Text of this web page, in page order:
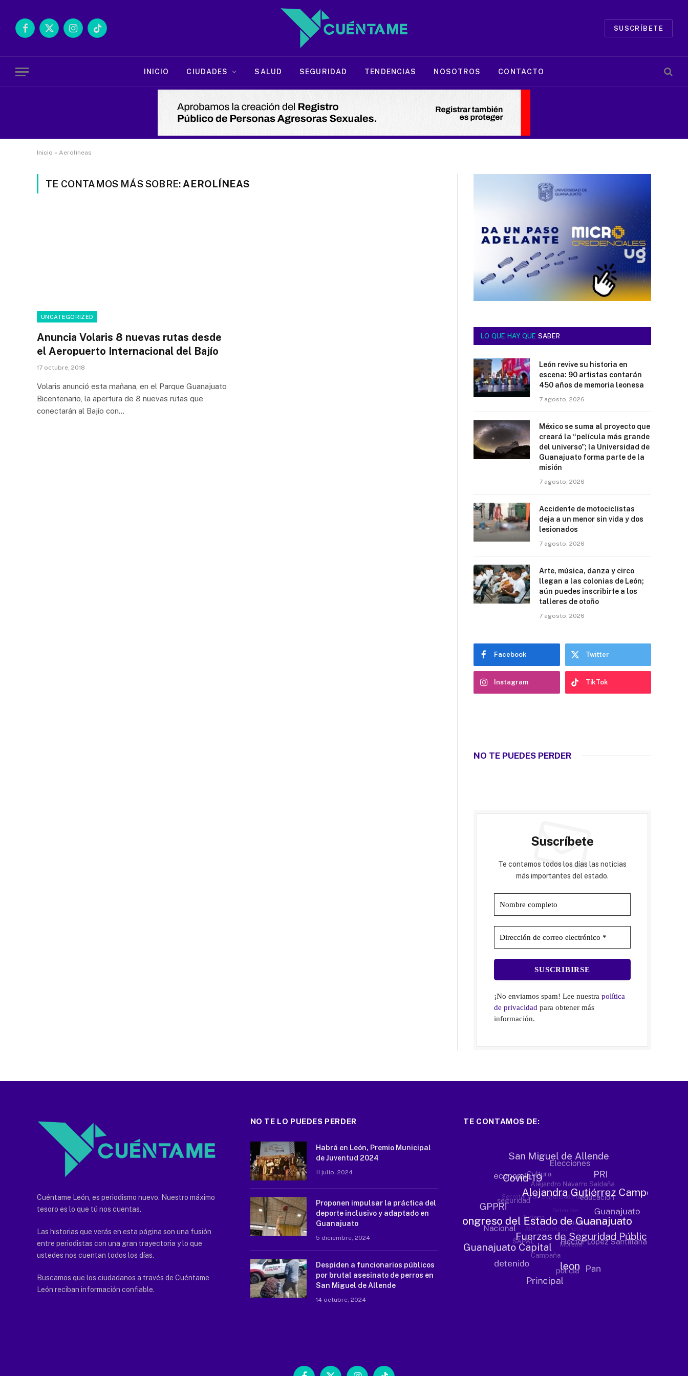
Facebook
X
InstagramTikTok
SUSCRÍBETE
INICIO CIUDADES SALUD SEGURIDAD TENDENCIAS NOSOTROS CONTACTO
Inicio » Aerolíneas
TE CONTAMOS MÁS SOBRE: AEROLÍNEAS
UNCATEGORIZED
Anuncia Volaris 8 nuevas rutas desde
el Aeropuerto Internacional del Bajío
17 octubre, 2018
Volaris anunció esta mañana, en el Parque Guanajuato
Bicentenario, la apertura de 8 nuevas rutas que
conectarán al Bajío con…
LO QUE HAY QUE SABER
León revive su historia en
escena: 90 artistas contarán
450 años de memoria leonesa
7 agosto, 2026
México se suma al proyecto que
creará la “película más grande
del universo”; la Universidad de
Guanajuato forma parte de la
misión
7 agosto, 2026
Accidente de motociclistas
deja a un menor sin vida y dos
lesionados
7 agosto, 2026
Arte, música, danza y circo
llegan a las colonias de León;
aún puedes inscribirte a los
talleres de otoño
7 agosto, 2026
Facebook Twitter
Instagram TikTok
NO TE PUEDES PERDER
Suscríbete
Te contamos todos los días las noticias
más importantes del estado.
¡No enviamos spam! Lee nuestrapolítica
de privacidad para obtener más
información.
Cuéntame León, es periodismo nuevo. Nuestro máximo
tesoro es lo que tú nos cuentas.
Las historias que verás en esta página son una fusión
entre periodistas con una gran trayectoria y lo que
ustedes nos cuentan todos los días.
Buscamos que los ciudadanos a través de Cuéntame
León reciban información confiable.
NO TE LO PUEDES PERDER
Habrá en León, Premio Municipal
de Juventud 2024
11 julio, 2024
Proponen impulsar la práctica del
deporte inclusivo y adaptado en
Guanajuato
5 diciembre, 2024
Despiden a funcionarios públicos
por brutal asesinato de perros en
San Miguel de Allende
14 octubre, 2024
TE CONTAMOS DE: